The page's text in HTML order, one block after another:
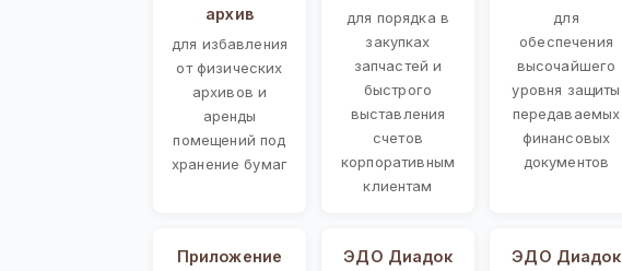
архив
для избавления
от физических
архивов и
аренды
помещений под
хранение бумаг
для порядка в
закупках
запчастей и
быстрого
выставления
счетов
корпоративным
клиентам
для
обеспечения
высочайшего
уровня защиты
передаваемых
финансовых
документов
Приложение
ЭДО Диадок
ЭДО Диадок